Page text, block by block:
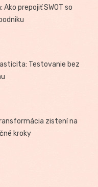
prepojiť SWOT so
Testovanie bez
zistení na
kroky